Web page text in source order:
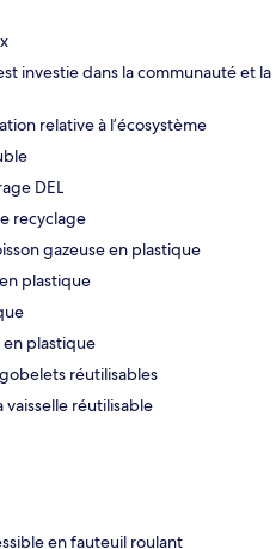
investie dans la communauté et la
relative à l’écosystème
DEL
recyclage
gazeuse en plastique
plastique
en plastique
réutilisables
vaisselle réutilisable
en fauteuil roulant